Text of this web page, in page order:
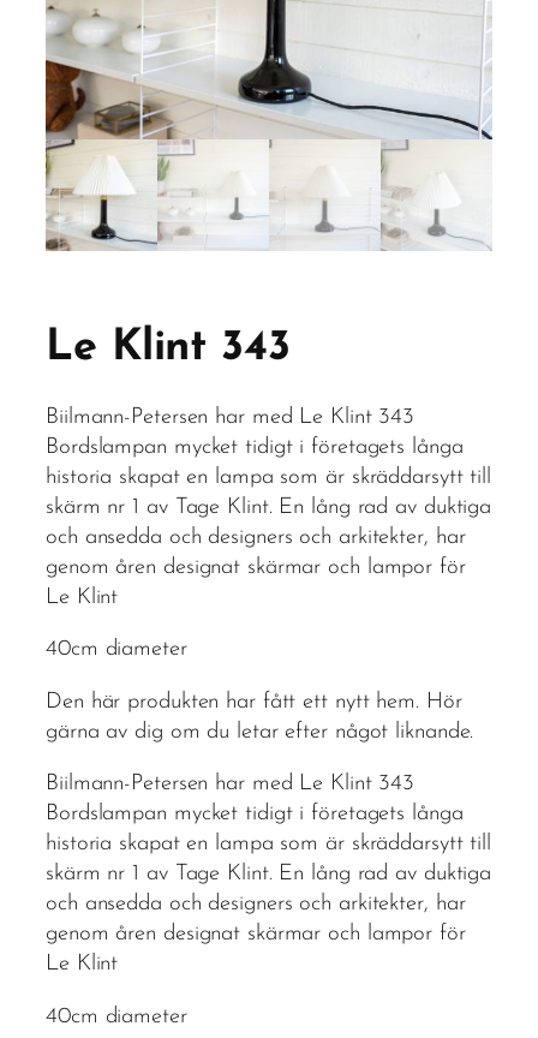
Le Klint 343
Biilmann-Petersen har med Le Klint 343
Bordslampan mycket tidigt i företagets långa
historia skapat en lampa som är skräddarsytt till
skärm nr 1 av Tage Klint. En lång rad av duktiga
och ansedda och designers och arkitekter, har
genom åren designat skärmar och lampor för
Le Klint
40cm diameter
Den här produkten har fått ett nytt hem. Hör
gärna av dig om du letar efter något liknande.
Biilmann-Petersen har med Le Klint 343
Bordslampan mycket tidigt i företagets långa
historia skapat en lampa som är skräddarsytt till
skärm nr 1 av Tage Klint. En lång rad av duktiga
och ansedda och designers och arkitekter, har
genom åren designat skärmar och lampor för
Le Klint
40cm diameter